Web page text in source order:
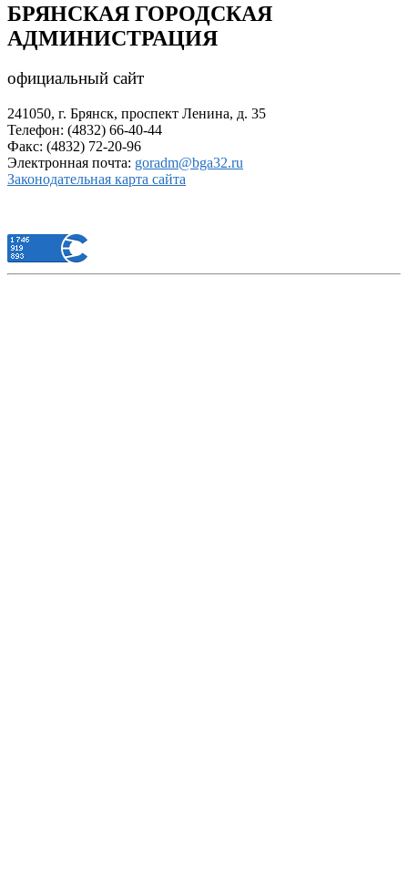
БРЯНСКАЯ ГОРОДСКАЯ
АДМИНИСТРАЦИЯ
официальный сайт
241050, г. Брянск, проспект Ленина, д. 35
Телефон: (4832) 66-40-44
Факс: (4832) 72-20-96
Электронная почта: goradm@bga32.ru
Законодательная карта сайта